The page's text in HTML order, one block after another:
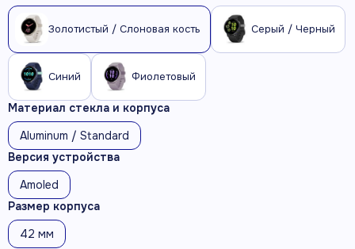
Золотистый / Слоновая кость Серый / Черный
Синий Фиолетовый
Материал стекла и корпуса
Aluminum / Standard
Версия устройства
Amoled
Размер корпуса
42 мм